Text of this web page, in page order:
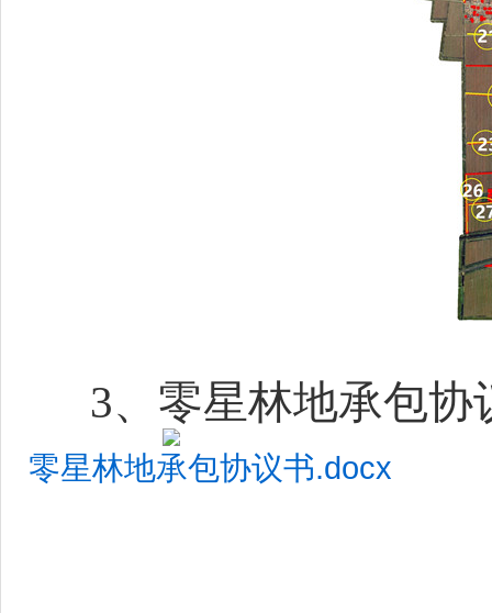
3、零星林地承包协
零星林地承包协议书.docx